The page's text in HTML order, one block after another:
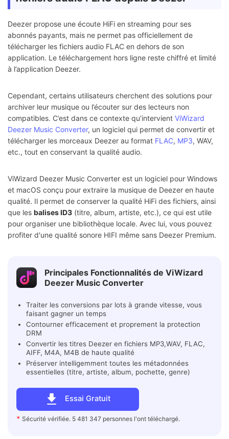
Deezer propose une écoute HiFi en streaming pour ses
abonnés payants, mais ne permet pas officiellement de
télécharger les fichiers audio FLAC en dehors de son
application. Le téléchargement hors ligne reste chiffré et limité
à l’application Deezer.
Cependant, certains utilisateurs cherchent des solutions pour
archiver leur musique ou l’écouter sur des lecteurs non
compatibles. C’est dans ce contexte qu’intervient ViWizard
Deezer Music Converter, un logiciel qui permet de convertir et
télécharger les morceaux Deezer au format FLAC, MP3, WAV,
etc., tout en conservant la qualité audio.
ViWizard Deezer Music Converter est un logiciel pour Windows
et macOS conçu pour extraire la musique de Deezer en haute
qualité. Il permet de conserver la qualité HiFi des fichiers, ainsi
que les balises ID3 (titre, album, artiste, etc.), ce qui est utile
pour organiser une bibliothèque locale. Avec lui, vous pouvez
profiter d'une qualité sonore HIFI même sans Deezer Premium.
Principales Fonctionnalités de ViWizard
Deezer Music Converter
Essai Gratuit
* Sécurité vérifiée. 5 481 347 personnes l'ont téléchargé.
Traiter les conversions par lots à grande vitesse, vous
faisant gagner un temps
Contourner efficacement et proprement la protection
DRM
Convertir les titres Deezer en fichiers MP3,WAV, FLAC,
AIFF, M4A, M4B de haute qualité
Préserver intelligemment toutes les métadonnées
essentielles (titre, artiste, album, pochette, genre)